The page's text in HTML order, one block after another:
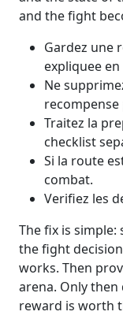
and the fight
Gardez une
expliquee
Ne
Traitez la
checklist
Si la route
combat.
Verifiez les
The fix is
the fight
works. Then
arena. Only
reward is worth